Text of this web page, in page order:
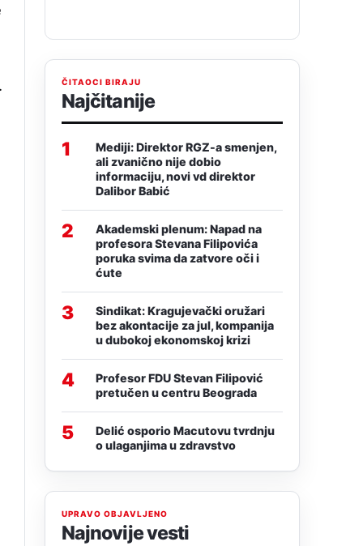
ČITAOCI BIRAJU
Najčitanije
1
Mediji: Direktor RGZ-a smenjen,
ali zvanično nije dobio
informaciju, novi vd direktor
Dalibor Babić
2
Akademski plenum: Napad na
profesora Stevana Filipovića
poruka svima da zatvore oči i
ćute
3
Sindikat: Kragujevački oružari
bez akontacije za jul, kompanija
u dubokoj ekonomskoj krizi
4
Profesor FDU Stevan Filipović
pretučen u centru Beograda
5
Delić osporio Macutovu tvrdnju
o ulaganjima u zdravstvo
UPRAVO OBJAVLJENO
Najnovije vesti